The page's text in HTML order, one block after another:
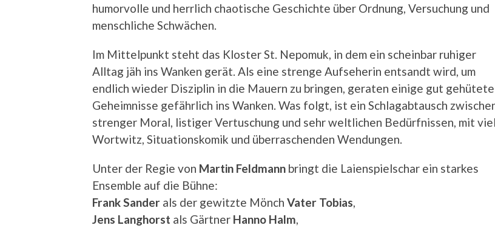
humorvolle und herrlich chaotische Geschichte über Ordnung, Versuchung und
menschliche Schwächen.
Im Mittelpunkt steht das Kloster St. Nepomuk, in dem ein scheinbar ruhiger
Alltag jäh ins Wanken gerät. Als eine strenge Aufseherin entsandt wird, um
endlich wieder Disziplin in die Mauern zu bringen, geraten einige gut gehütete
Geheimnisse gefährlich ins Wanken. Was folgt, ist ein Schlagabtausch
strenger Moral, listiger Vertuschung und sehr weltlichen Bedürfnissen, mit viel
Wortwitz, Situationskomik und überraschenden Wendungen.
Unter der Regie von Martin Feldmann bringt die Laienspielschar ein starkes
Ensemble auf die Bühne:
Frank Sander als der gewitzte Mönch Vater Tobias,
Jens Langhorst als Gärtner Hanno Halm,